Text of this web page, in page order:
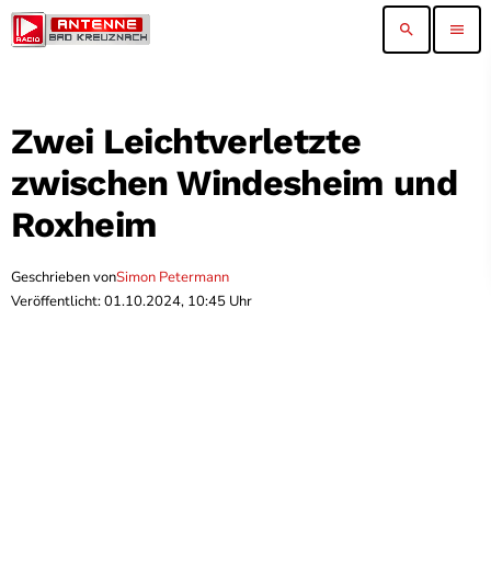
search menu
Zwei Leichtverletzte
zwischen Windesheim und
Roxheim
Geschrieben vonSimon Petermann
Veröffentlicht: 01.10.2024, 10:45 Uhr